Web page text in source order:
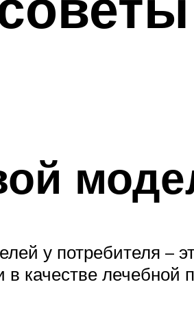
у потребителя –
в качестве